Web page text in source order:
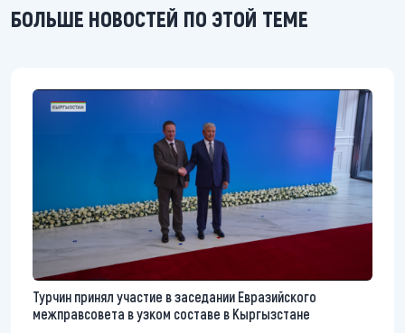
БОЛЬШЕ НОВОСТЕЙ ПО ЭТОЙ ТЕМЕ
Турчин принял участие в заседании Евразийского
межправсовета в узком составе в Кыргызстане